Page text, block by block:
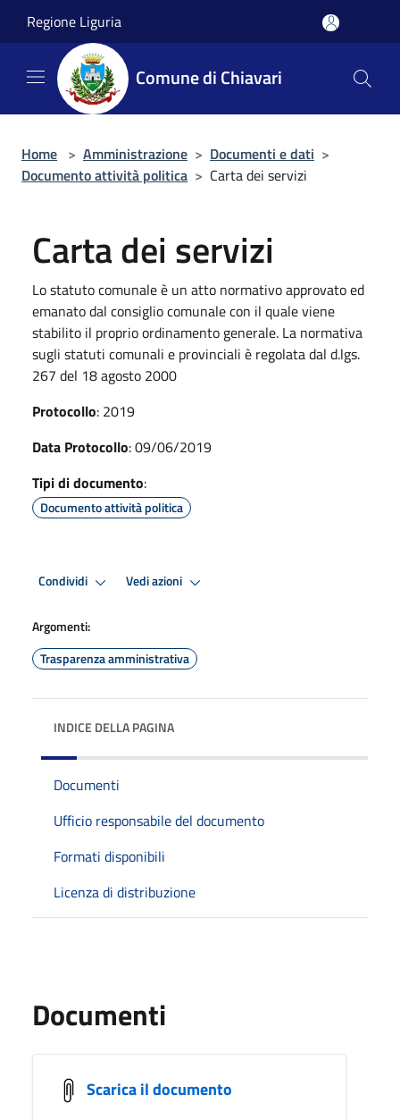
Regione Liguria
Comune di Chiavari
Home > Amministrazione > Documenti e dati >
Documento attività politica > Carta dei servizi
Carta dei servizi
Lo statuto comunale è un atto normativo approvato ed
emanato dal consiglio comunale con il quale viene
stabilito il proprio ordinamento generale. La normativa
sugli statuti comunali e provinciali è regolata dal d.lgs.
267 del 18 agosto 2000
Protocollo: 2019
Data Protocollo: 09/06/2019
Tipi di documento:
Documento attività politica
Condividi Vedi azioni
Argomenti:
Trasparenza amministrativa
INDICE DELLA PAGINA
Documenti
Ufficio responsabile del documento
Formati disponibili
Licenza di distribuzione
Documenti
Scarica il documento